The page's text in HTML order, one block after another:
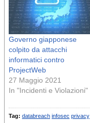
Governo giapponese
colpito da attacchi
informatici contro
ProjectWeb
27 Maggio 2021
In "Incidenti e Violazioni"
Tag: databreach infosec privacy